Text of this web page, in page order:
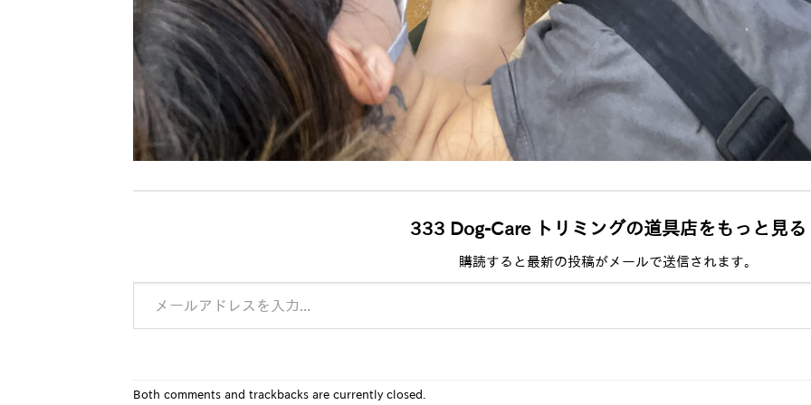
333 Dog-Care トリミングの道具店をもっと見る
購読すると最新の投稿がメールで送信されます。
メールアドレスを入力...
Both comments and trackbacks are currently closed.